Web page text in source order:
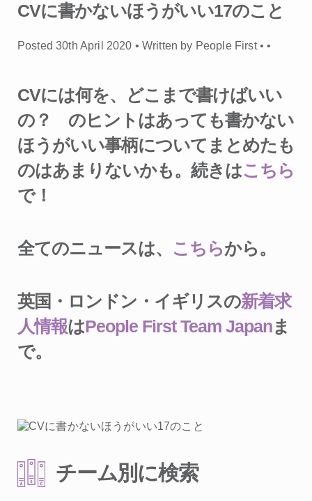
CVに書かないほうがいい17のこと
Posted 30th April 2020 • Written by People First ••
CVには何を、どこまで書けばいい
の？ のヒントはあっても書かない
ほうがいい事柄についてまとめたも
のはあまりないかも。続きはこちら
で！
全てのニュースは、 こちらから。
英国・ロンドン・イギリスの新着求
人情報はPeople First Team Japanま
で。
チーム別に検索